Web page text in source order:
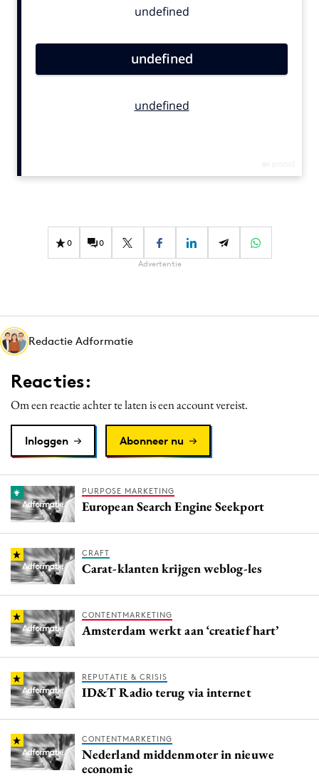
Contentmarketing
Effectiviteit
Gedragsverandering
Martech
Media
Merkstrategie
PR
Programmatic
Reputatie & crisis
0 0
Advertentie
Redactie Adformatie
Reacties:
Om een reactie achter te laten is een account vereist.
Inloggen Abonneer nu
PURPOSE MARKETING
European Search Engine Seekport
CRAFT
Carat-klanten krijgen weblog-les
CONTENTMARKETING
Amsterdam werkt aan ‘creatief hart’
REPUTATIE & CRISIS
ID&T Radio terug via internet
CONTENTMARKETING
Nederland middenmoter in nieuwe
economie